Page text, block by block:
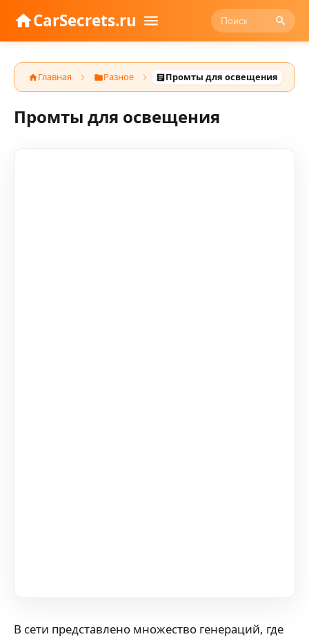
CarSecrets.ru
Главная Разное Промты для освещения
Промты для освещения
В сети представлено множество генераций, где